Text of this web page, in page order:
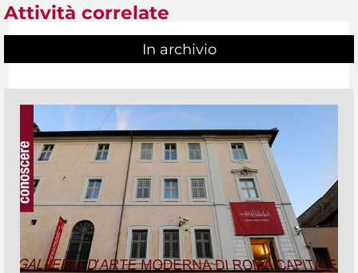
Attività correlate
In archivio